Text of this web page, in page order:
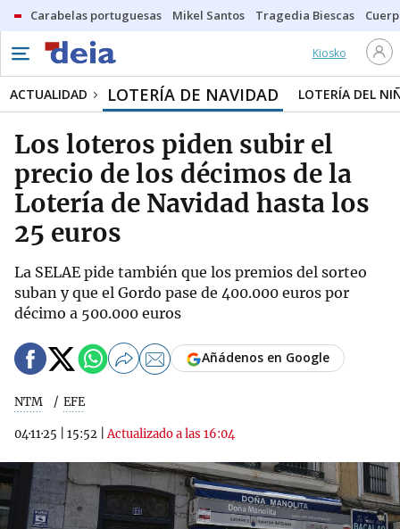
Carabelas portuguesas Mikel Santos Tragedia Biescas
Kiosko
ACTUALIDAD LOTERÍA DE NAVIDAD LOTERÍA DEL
Los loteros piden subir el
precio de los décimos de la
Lotería de Navidad hasta los
25 euros
La SELAE pide también que los premios del sorteo
suban y que el Gordo pase de 400.000 euros por
décimo a 500.000 euros
NTM EFE
04·11·25 15:52 |Actualizado a las 16:04
Añádenos en Google